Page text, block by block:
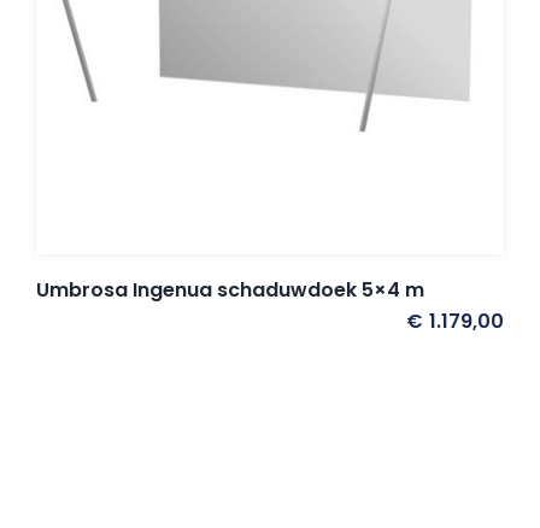
Glatz Vita Collectie
Umbrosa en Paraflex parasoldoeken
Umbrosa Ingenua schaduwdoek 5×4 m
€ 1.179,00